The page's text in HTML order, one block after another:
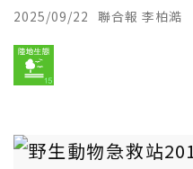
2025/09/22 聯合報 李柏澔